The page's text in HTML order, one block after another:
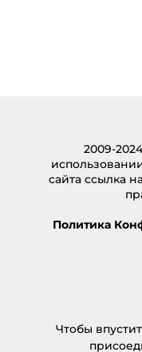
2009-
сайта ссылка
Политика
Чтобы